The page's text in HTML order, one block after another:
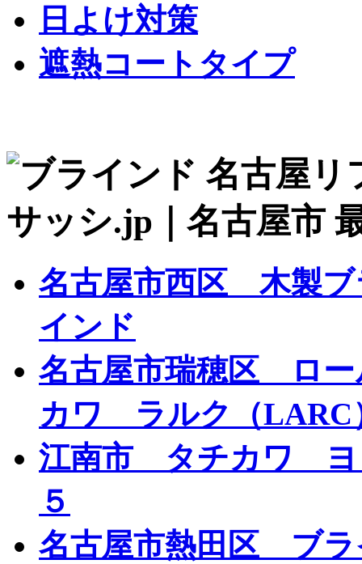
日よけ対策
遮熱コートタイプ
名古屋市西区 木製
インド
名古屋市瑞穂区 ロ
カワ ラルク（LARC
江南市 タチカワ ヨ
５
名古屋市熱田区 ブ